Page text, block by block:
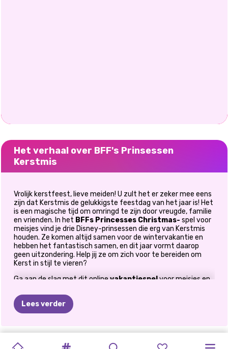
Het verhaal over BFF's Prinsessen
Kerstmis
Vrolijk kerstfeest, lieve meiden! U zult het er zeker mee eens
zijn dat Kerstmis de gelukkigste feestdag van het jaar is! Het
is een magische tijd om omringd te zijn door vreugde, familie
en vrienden. In het BFFs Princesses Christmas- spel voor
meisjes vind je drie Disney-prinsessen die erg van Kerstmis
houden. Ze komen altijd samen voor de wintervakantie en
hebben het fantastisch samen, en dit jaar vormt daarop
geen uitzondering. Help jij ze om zich voor te bereiden om
Kerst in stijl te vieren?
Ga aan de slag met dit onlinevakantiespelvoor meisjes en
uitdagende decoratietaak. Met nog maar een paar dagen te
gaan tot kerstavond, besloten ze de cadeaus die ze tussen
hen gaan uitwisselen in te pakken, en hier kun je ze helpen.
die ze voor jullie hebben voorbereid? In dit online
Lees verder
BEVROREN
FROZEN PRINSESSEN
ELLIE'S PRINSESSEN HOE